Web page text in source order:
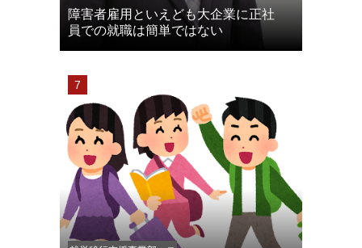
障害者雇用といえども大企業に正社
員での就職は簡単ではない